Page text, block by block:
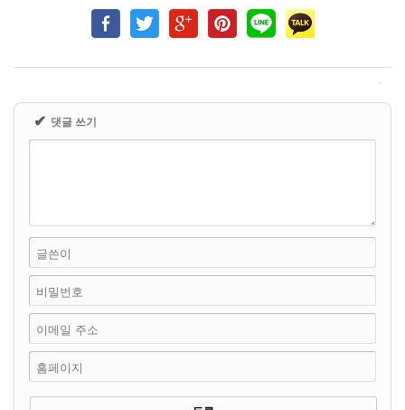
✔ 댓글 쓰기
글쓴이
비밀번호
이메일 주소
홈페이지